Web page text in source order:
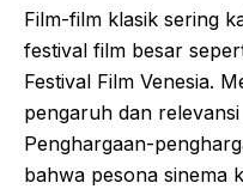
Film-film klasik sering
festival film besar
Festival Film Venesia.
pengaruh dan
Penghargaan-
bahwa pesona sinema